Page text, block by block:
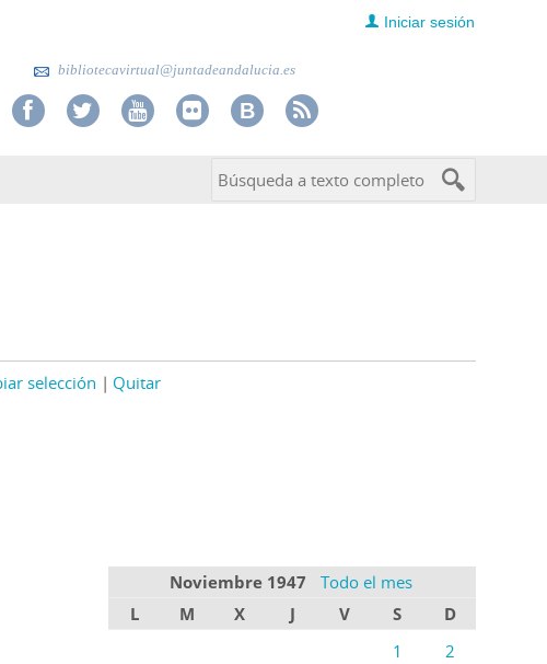
Iniciar sesión
bibliotecavirtual@juntadeandalucia.es
selección Quitar
Noviembre 1947
Todo el mes
L
M X J V S
D
1
2